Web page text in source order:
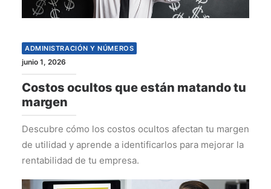
ADMINISTRACIÓN Y NÚMEROS
junio 1, 2026
Costos ocultos que están matando tu
margen
Descubre cómo los costos ocultos afectan tu margen
de utilidad y aprende a identificarlos para mejorar la
rentabilidad de tu empresa.